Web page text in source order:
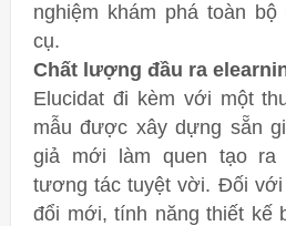
nghiệm khám phá toàn
cụ.
Chất lượng đầu ra
Elucidat đi kèm với một
mẫu được xây dựng sẵn
giả mới làm quen tạo ra
tương tác tuyệt vời. Đối
đổi mới, tính năng thiết kế